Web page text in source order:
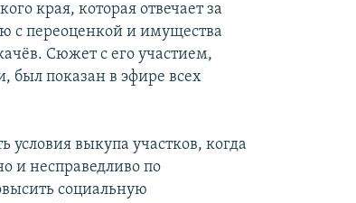
края, которая отвечает за
с переоценкой и имущества
Сюжет с его участием,
был показан в эфире всех
выкупа участков, когда
и несправедливо по
социальную